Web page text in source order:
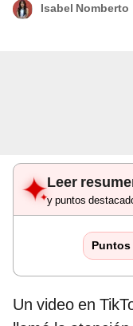
Isabel Nomberto
Leer
y puntos
Un video en